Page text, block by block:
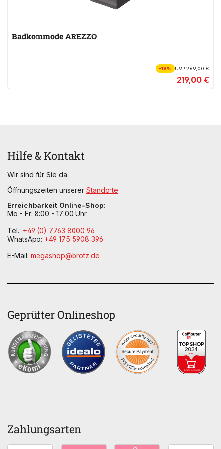
Badkommode AREZZO
-18% UVP269,00 €
219,00 €
Hilfe & Kontakt
Wir sind für Sie da:
Öffnungszeiten unserer Standorte
Erreichbarkeit Online-Shop:
Mo - Fr: 8:00 - 17:00 Uhr
Tel.: +49 (0) 7763 8000 96
WhatsApp: +49 175 5908 396
E-Mail: megashop@brotz.de
Geprüfter Onlineshop
Zahlungsarten